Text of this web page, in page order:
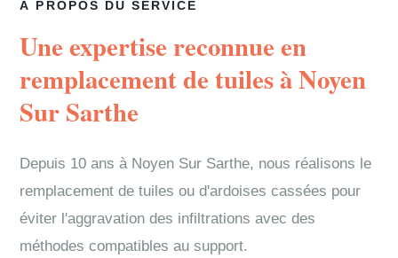
À PROPOS DU SERVICE
Une expertise reconnue en
remplacement de tuiles à Noyen
Sur Sarthe
Depuis 10 ans à Noyen Sur Sarthe, nous réalisons le
remplacement de tuiles ou d'ardoises cassées pour
éviter l'aggravation des infiltrations avec des
méthodes compatibles au support.